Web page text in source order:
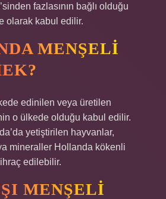
fazlasının bağlı olduğu
olarak kabul edilir.
MENŞELI
edinilen veya üretilen
o ülkede olduğu kabul edilir.
yetiştirilen hayvanlar,
mineraller Hollanda kökenli
edilebilir.
MENŞELI